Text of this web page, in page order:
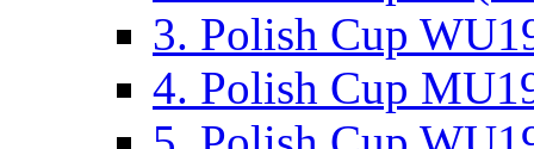
3. Polish Cup
4. Polish Cup